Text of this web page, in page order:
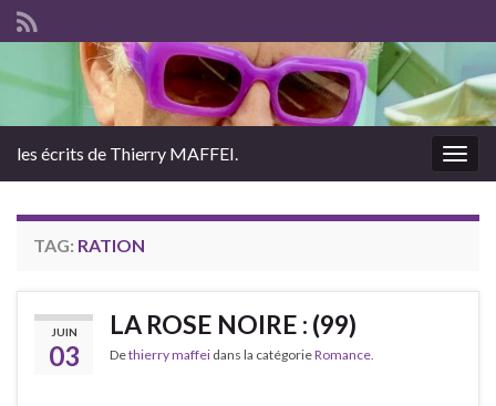
les écrits de Thierry MAFFEI.
TAG: RATION
JUIN
03
LA ROSE NOIRE : (99)
Dethierry maffei dans la catégorieRomance.